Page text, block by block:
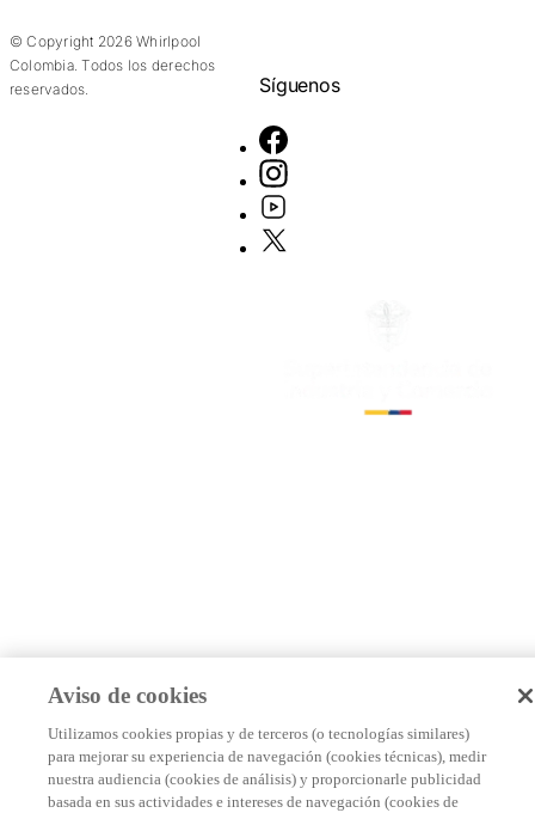
© Copyright 2026 Whirlpool
Colombia. Todos los derechos
reservados.
Síguenos
Aviso de cookies
Utilizamos cookies propias y de terceros (o tecnologías similares)
para mejorar su experiencia de navegación (cookies técnicas), medir
nuestra audiencia (cookies de análisis) y proporcionarle publicidad
basada en sus actividades e intereses de navegación (cookies de